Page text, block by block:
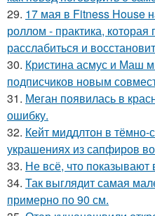
29. 17 мая в Fitness House
роллом - практика, которая
расслабиться и
30. Кристина асмус и Маш
подписчиков новым
31. Меган появилась в
ошибку.
32. Кейт миддлтон в тёмно-
украшениях из сапфиров
33. Не всё, что показывают
34. Так выглядит самая
примерно по 90 см.